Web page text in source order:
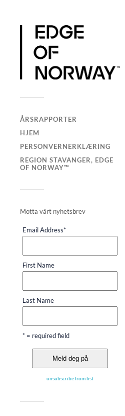
ÅRSRAPPORTER
HJEM
PERSONVERNERKLÆRING
REGION STAVANGER, EDGE
OF NORWAY™
Motta vårt nyhetsbrev
Email Address*
First Name
Last Name
* = required field
unsubscribe from list